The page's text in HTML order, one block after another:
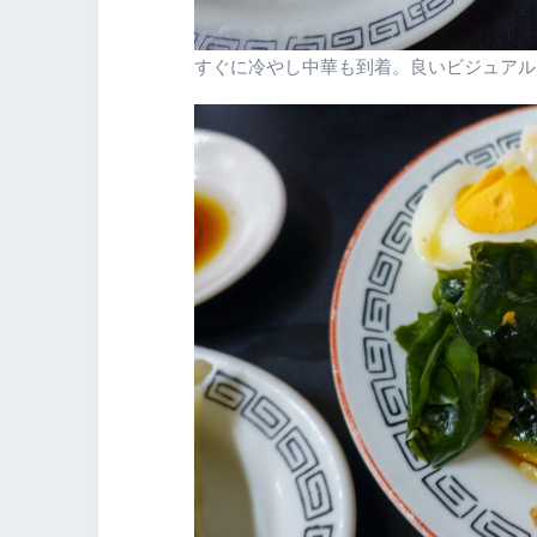
すぐに冷やし中華も到着。良いビジュア